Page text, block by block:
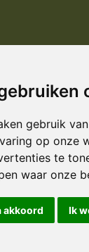
gebruik
op onze
te
waar onze
akkoord Ik